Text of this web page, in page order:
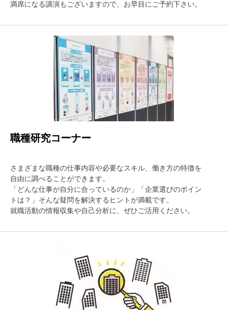
満席になる講演もございますので、お早目にご予約下さい。
職種研究コーナー
さまざまな職種の仕事内容や必要なスキル、働き方の特徴を
自由に調べることができます。
「どんな仕事が自分に合っているのか」「企業選びのポイン
トは？」そんな疑問を解決するヒントが満載です。
就職活動の情報収集や自己分析に、ぜひご活用ください。